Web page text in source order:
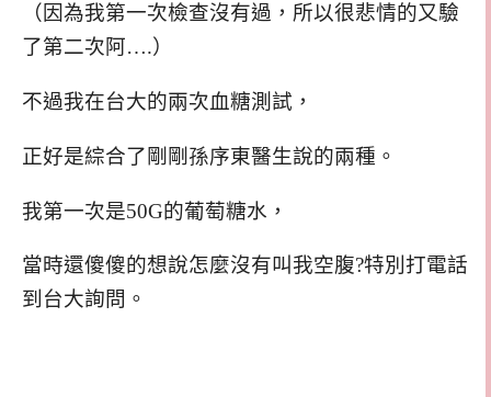
（因為我第一次檢查沒有過，所以很悲情的又驗
了第二次阿….）
不過我在台大的兩次血糖測試，
正好是綜合了剛剛孫序東醫生說的兩種。
我第一次是50G的葡萄糖水，
當時還傻傻的想說怎麼沒有叫我空腹?特別打電話
到台大詢問。